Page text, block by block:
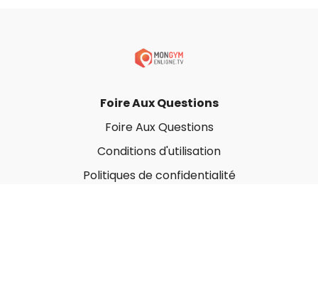
Foire Aux Questions
Foire Aux Questions
Conditions d'utilisation
Politiques de confidentialité